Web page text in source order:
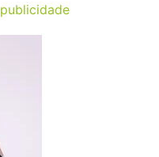
publicidade